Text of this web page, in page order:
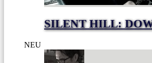
SILENT HILL:
NEU